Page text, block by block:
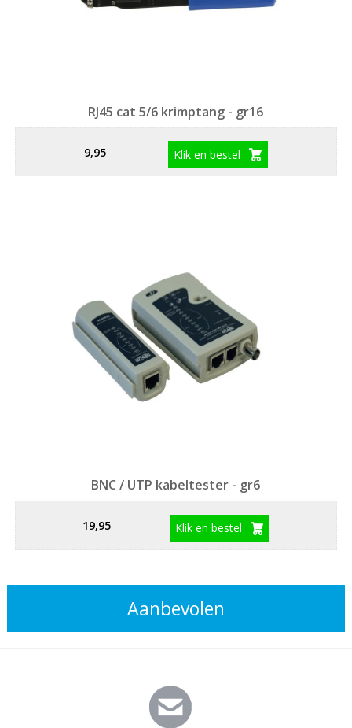
RJ45 cat 5/6 krimptang - gr16
9,95 Klik en bestel
BNC / UTP kabeltester - gr6
19,95 Klik en bestel
Aanbevolen